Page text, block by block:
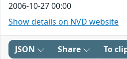
2006-10-27 00:00
Show details on NVD website
JSON Share To